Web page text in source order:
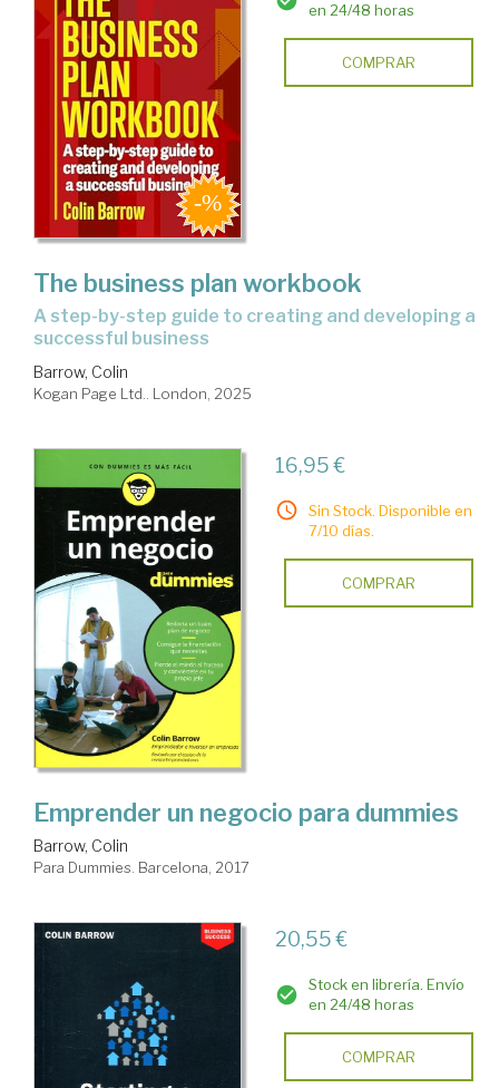
en 24/48 horas
COMPRAR
The business plan workbook
a step-by-step guide to creating and developing a
successful business
Barrow, Colin
Kogan Page Ltd.. London, 2025
16,95 €
Sin Stock. Disponible en
7/10 días.
COMPRAR
Emprender un negocio para dummies
Barrow, Colin
Para Dummies. Barcelona, 2017
20,55 €
Stock en librería. Envío
en 24/48 horas
COMPRAR